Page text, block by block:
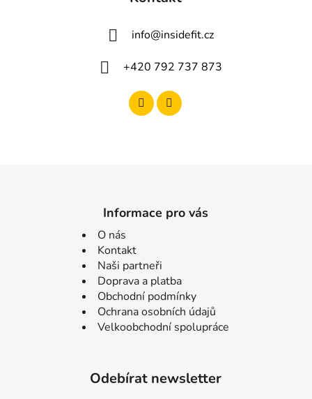
info@insidefit.cz
+420 792 737 873
Informace pro vás
O nás
Kontakt
Naši partneři
Doprava a platba
Obchodní podmínky
Ochrana osobních údajů
Velkoobchodní spolupráce
Odebírat newsletter